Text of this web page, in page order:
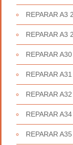
REPARAR A3
REPARAR A3
REPARAR
REPARAR
REPARAR
REPARAR
REPARAR